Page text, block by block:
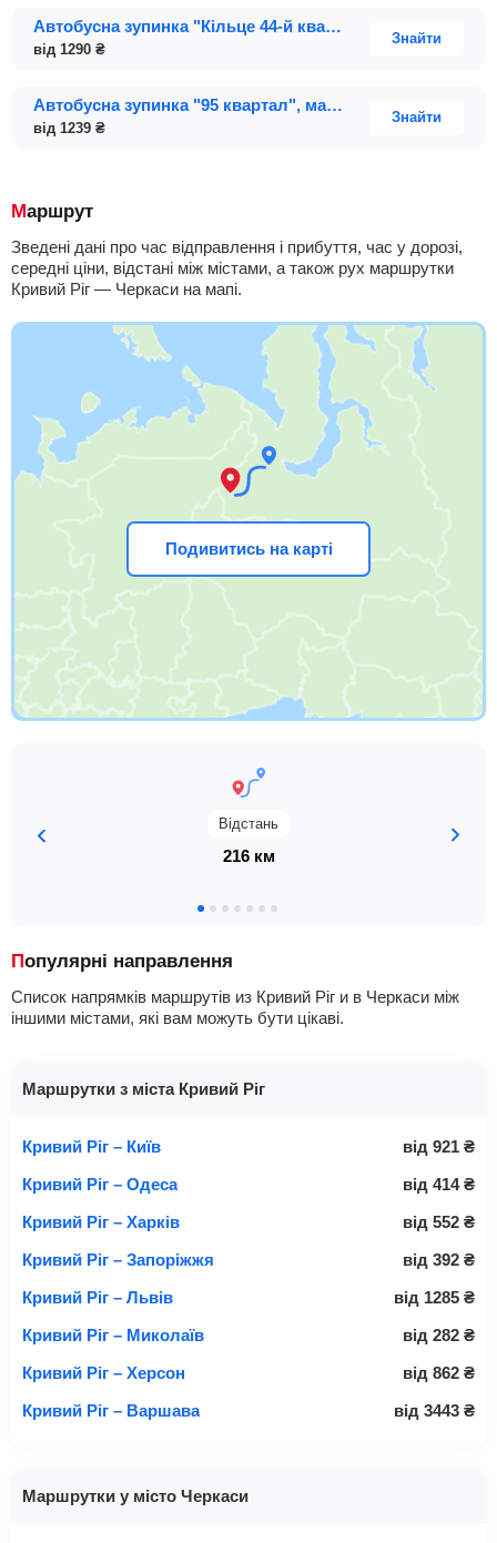
Автобусна зупинка "Кільце 44-й квартал" (вул. Стасова, 9)
від 1290 ₴
Знайти
Автобусна зупинка "95 квартал", магазин "Антошка", проспект Миру, 35
від 1239 ₴
Знайти
Маршрут
Зведені дані про час відправлення і прибуття, час у дорозі,
середні ціни, відстані між містами, а також рух маршрутки
Кривий Ріг — Черкаси на мапі.
Подивитись на карті
Відстань
216 км
Популярні направлення
Список напрямків маршрутів из Кривий Ріг и в Черкаси між
іншими містами, які вам можуть бути цікаві.
Маршрутки з міста Кривий Ріг
Кривий Ріг – Київ від 921 ₴
Кривий Ріг – Одеса
від 414 ₴
Кривий Ріг – Харків
від 552 ₴
Кривий Ріг – Запоріжжя
від 392 ₴
Кривий Ріг – Львів
від 1285 ₴
Кривий Ріг – Миколаїв
від 282 ₴
Кривий Ріг – Херсон
від 862 ₴
Кривий Ріг – Варшава
від 3443 ₴
Маршрутки у місто Черкаси